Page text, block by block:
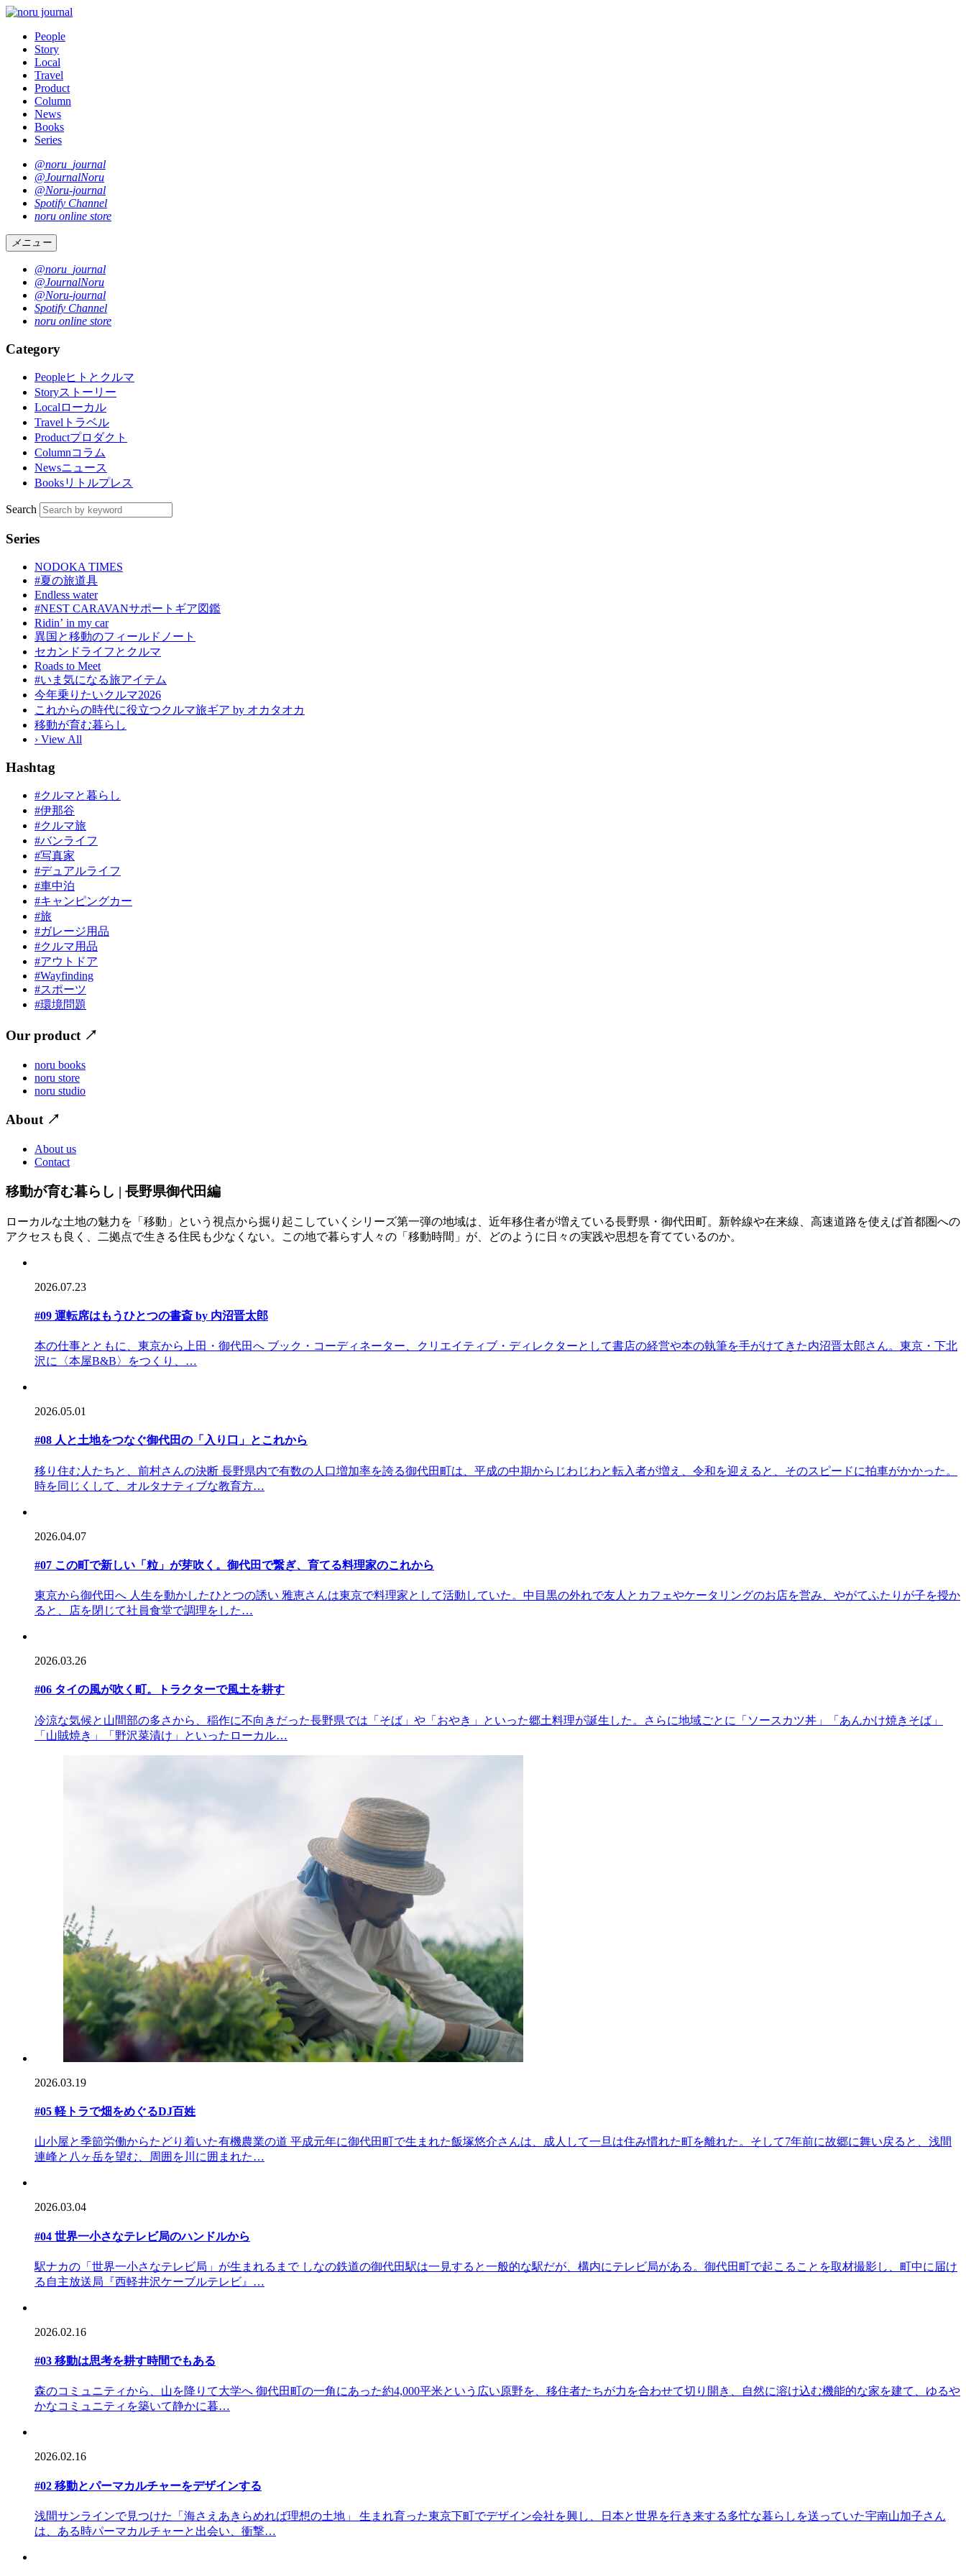
People
Story
Local
Travel
Product
Column
News
Books
Series
@noru_journal
@JournalNoru
@Noru-journal
Spotify Channel
noru online store
メニュー
@noru_journal
@JournalNoru
@Noru-journal
Spotify Channel
noru online store
Category
Peopleヒトとクルマ
Storyストーリー
Localローカル
Travel トラベル
Productプロダクト
Columnコラム
Newsニュース
Booksリトルプレス
Search
Series
NODOKA TIMES
#夏の旅道具
Endless water
#NEST CARAVANサポートギア図鑑
Ridinʼ in my car
異国と移動のフィールドノート
セカンドライフとクルマ
Roads to Meet
#いま気になる旅アイテム
今年乗りたいクルマ2026
これからの時代に役立つクルマ旅ギア by オカタオカ
移動が育む暮らし
› View All
Hashtag
#クルマと暮らし
#伊那谷
#クルマ旅
#バンライフ
#写真家
#デュアルライフ
#車中泊
#キャンピングカー
#旅
#ガレージ用品
#クルマ用品
#アウトドア
#Wayfinding
#スポーツ
#環境問題
Our product ↗
noru books
noru store
noru studio
About ↗
About us
Contact
移動が育む暮らし | 長野県御代田編
ローカルな土地の魅力を「移動」という視点から掘り起こしていくシリーズ第一弾の地域は、近年移住者が増えている長野県・御代田町。新幹線や在来線、高速道路を使えば首都圏への
アクセスも良く、二拠点で生きる住民も少なくない。この地で暮らす人々の「移動時間」が、どのように日々の実践や思想を育てているのか。
2026.07.23
#09 運転席はもうひとつの書斎 by 内沼晋太郎
本の仕事とともに、東京から上田・御代田へ ブック・コーディネーター、クリエイティブ・ディレクターとして書店の経営や本の執筆を手がけてきた内沼晋太郎さん。東京・下北
沢に〈本屋B&B〉をつくり、…
2026.05.01
#08 人と土地をつなぐ御代田の「入り口」とこれから
移り住む人たちと、前村さんの決断 長野県内で有数の人口増加率を誇る御代田町は、平成の中期からじわじわと転入者が増え、令和を迎えると、そのスピードに拍車がかかった。
時を同じくして、オルタナティブな教育方…
2026.04.07
#07 この町で新しい「粒」が芽吹く。御代田で繋ぎ、育てる料理家のこれから
東京から御代田へ 人生を動かしたひとつの誘い 雅恵さんは東京で料理家として活動していた。中目黒の外れで友人とカフェやケータリングのお店を営み、やがてふたりが子を授か
ると、店を閉じて社員食堂で調理をした…
2026.03.26
#06 タイの風が吹く町。トラクターで風土を耕す
冷涼な気候と山間部の多さから、稲作に不向きだった長野県では「そば」や「おやき」といった郷土料理が誕生した。さらに地域ごとに「ソースカツ丼」「あんかけ焼きそば」
「山賊焼き」「野沢菜漬け」といったローカル…
2026.03.19
#05 軽トラで畑をめぐるDJ百姓
山小屋と季節労働からたどり着いた有機農業の道 平成元年に御代田町で生まれた飯塚悠介さんは、成人して一旦は住み慣れた町を離れた。そして7年前に故郷に舞い戻ると、浅間
連峰と八ヶ岳を望む、周囲を川に囲まれた…
2026.03.04
#04 世界一小さなテレビ局のハンドルから
駅ナカの「世界一小さなテレビ局」が生まれるまで しなの鉄道の御代田駅は一見すると一般的な駅だが、構内にテレビ局がある。御代田町で起こることを取材撮影し、町中に届け
る自主放送局『西軽井沢ケーブルテレビ』…
2026.02.16
#03 移動は思考を耕す時間でもある
森のコミュニティから、山を降りて大学へ 御代田町の一角にあった約4,000平米という広い原野を、移住者たちが力を合わせて切り開き、自然に溶け込む機能的な家を建て、ゆるや
かなコミュニティを築いて静かに暮…
2026.02.16
#02 移動とパーマカルチャーをデザインする
浅間サンラインで見つけた「海さえあきらめれば理想の土地」 生まれ育った東京下町でデザイン会社を興し、日本と世界を行き来する多忙な暮らしを送っていた宇南山加子さん
は、ある時パーマカルチャーと出会い、衝撃…